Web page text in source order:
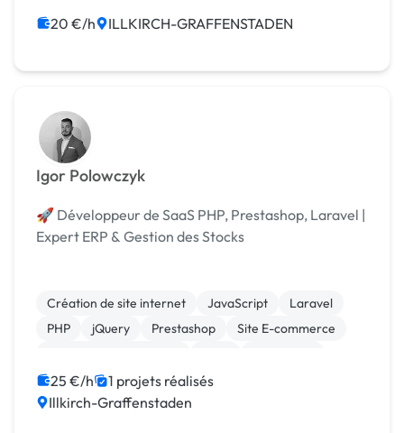
20 €/h ILLKIRCH-GRAFFENSTADEN
Igor Polowczyk
🚀 Développeur de SaaS PHP, Prestashop, Laravel |
Expert ERP & Gestion des Stocks
Création de site internet JavaScript
Laravel
PHP
jQuery Prestashop
Site E-commerce
25 €/h
1 projets réalisés
Illkirch-Graffenstaden